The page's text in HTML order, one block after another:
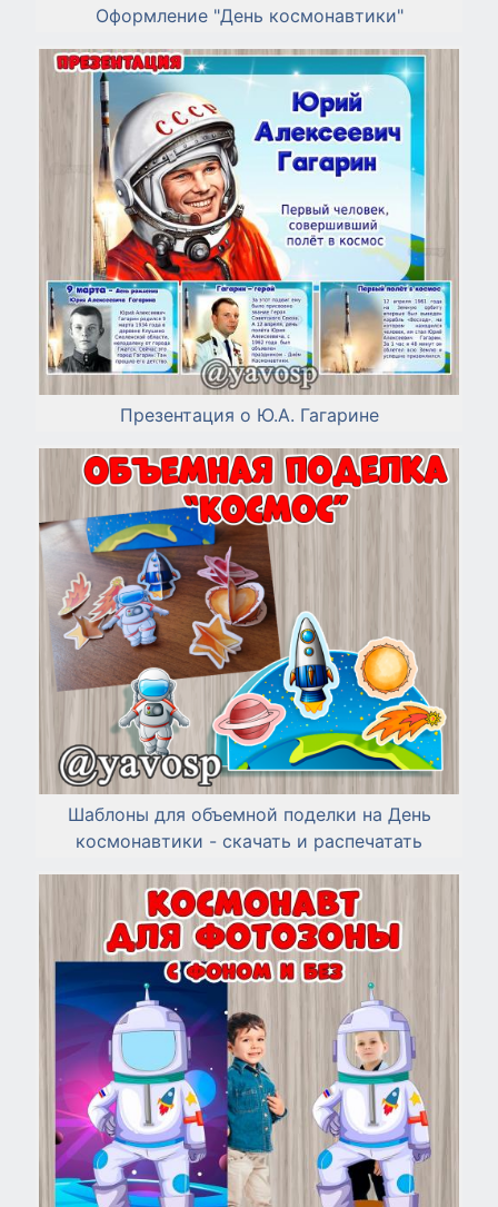
Оформление "День космонавтики"
Презентация о Ю.А. Гагарине
Шаблоны для объемной поделки на День
космонавтики - скачать и распечатать